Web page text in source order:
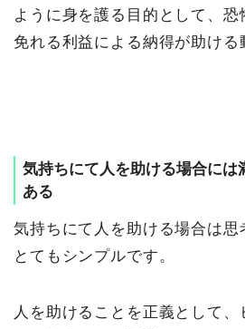
ように身を護る目的として、恐
免れる利益による納得が助ける
気持ちにて人を助ける場合には
ある
気持ちにて人を助ける場合は思
とてもシンプルです。
人を助けることを正義として、